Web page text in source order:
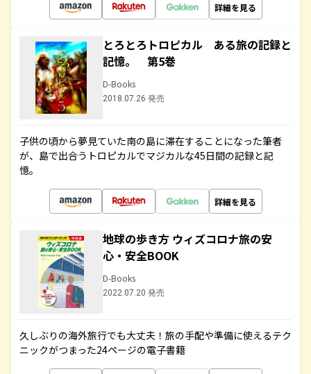
詳細を見る
とろとろトロピカル ある旅の記録と
記憶。 第5巻
D-Books
2018.07.26 発売
子供の頃から夢見ていた南の島に滞在することになった筆者
が、島で出合うトロピカルでマジカルな45日間の記録と記
憶。
詳細を見る
地球の歩き方 ウィズコロナ旅の安
心・安全BOOK
D-Books
2022.07.20 発売
久しぶりの海外旅行でも大丈夫！旅の手配や準備に使えるテク
ニックがつまった24ページの電子書籍